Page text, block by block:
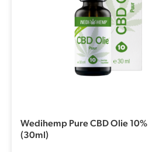
Wedihemp Pure CBD Olie 10%
(30ml)